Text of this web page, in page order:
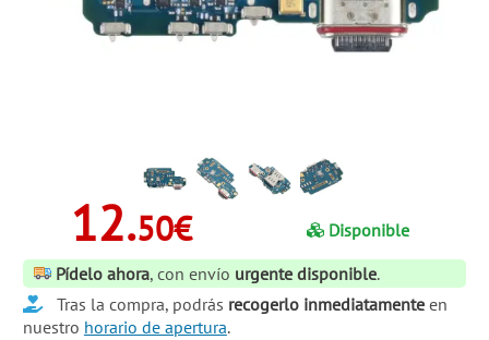
12.50€
Disponible
Pídelo ahora, con envío urgente disponible.
Tras la compra, podrás recogerlo inmediatamenteen
nuestro horario de apertura.